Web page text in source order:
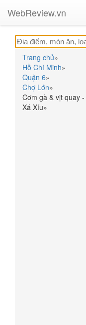
WebReview.vn
Trang chủ»
Hồ Chí Minh»
Quận 6»
Chợ Lớn»
Cơm gà & vịt quay
Xá Xíu»